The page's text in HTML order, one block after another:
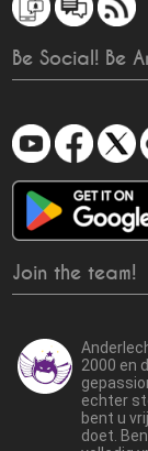
Be Social! Be
Join the team!
2000 en
echter
bent u
doet.